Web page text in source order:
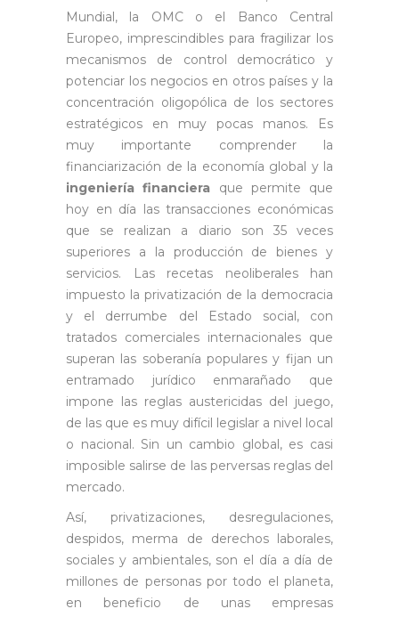
Mundial, la OMC o el Banco Central
Europeo, imprescindibles para fragilizar los
mecanismos de control democrático y
potenciar los negocios en otros países y la
concentración oligopólica de los sectores
estratégicos en muy pocas manos. Es
muy importante comprender la
financiarización de la economía global y la
ingeniería financiera que permite que
hoy en día las transacciones económicas
que se realizan a diario son 35 veces
superiores a la producción de bienes y
servicios. Las recetas neoliberales han
impuesto la privatización de la democracia
y el derrumbe del Estado social, con
tratados comerciales internacionales que
superan las soberanía populares y fijan un
entramado jurídico enmarañado que
impone las reglas austericidas del juego,
de las que es muy difícil legislar a nivel local
o nacional. Sin un cambio global, es casi
imposible salirse de las perversas reglas del
mercado.
Así, privatizaciones, desregulaciones,
despidos, merma de derechos laborales,
sociales y ambientales, son el día a día de
millones de personas por todo el planeta,
en beneficio de unas empresas